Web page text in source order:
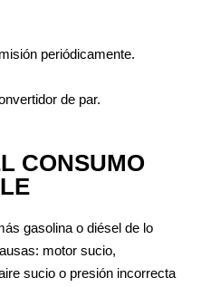
periódicamente.
de par.
CONSUMO
gasolina o diésel de lo
motor sucio,
sucio o presión incorrecta